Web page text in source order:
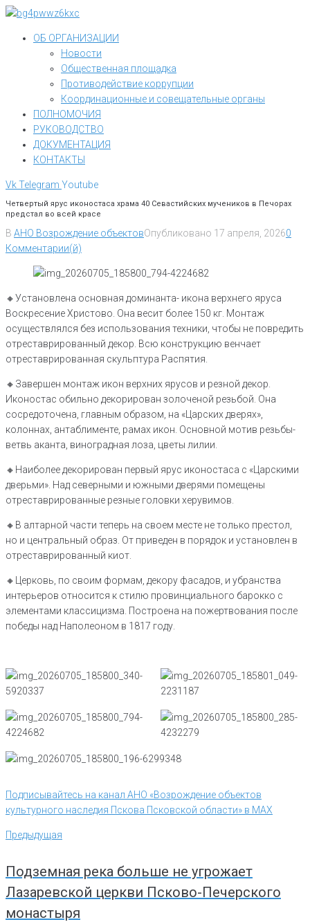
Перейти
контентуОБ ОРГАНИЗАЦИИ
Новости
Общественная площадка
Противодействие коррупции
Координационные и совещательные органы
ПОЛНОМОЧИЯ
РУКОВОДСТВО
ДОКУМЕНТАЦИЯ
КОНТАКТЫ
VkTelegram Youtube
Четвертый ярус иконостаса храма 40 Севастийских мучеников в Печорах
предстал во всей красе
В АНО Возрождение объектовОпубликовано 17 апреля, 20260
Комментарии(й)
🔸Установлена основная доминанта- икона верхнего яруса
Воскресение Христово. Она весит более 150 кг. Монтаж
осуществлялся без использования техники, чтобы не повредить
отреставрированный декор. Всю конструкцию венчает
отреставрированная скульптура Распятия.
🔸Завершен монтаж икон верхних ярусов и резной декор.
Иконостас обильно декорирован золоченой резьбой. Она
сосредоточена, главным образом, на «Царских дверях»,
колоннах, антаблименте, рамах икон. Основной мотив резьбы-
ветвь аканта, виноградная лоза, цветы лилии.
🔸Наиболее декорирован первый ярус иконостаса с «Царскими
дверьми». Над северными и южными дверями помещены
отреставрированные резные головки херувимов.
🔸В алтарной части теперь на своем месте не только престол,
но и центральный образ. От приведен в порядок и установлен в
отреставрированный киот.
🔸Церковь, по своим формам, декору фасадов, и убранства
интерьеров относится к стилю провинциального барокко с
элементами классицизма. Построена на пожертвования после
победы над Наполеоном в 1817 году.
Подписывайтесь на канал АНО «Возрождение объектов
культурного наследия Пскова Псковской области» в MAX
Навигация
по
Предыдущая
Предыдущая
Подземная река больше не угрожает
Лазаревской церкви Псково-Печерского
монастыря